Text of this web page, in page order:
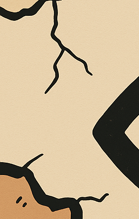
È MORTO MELO
Antonio Marino 4 Agosto
Cultura e Società
A casa Freni, a pochi
CONTINUA A LEGGERE